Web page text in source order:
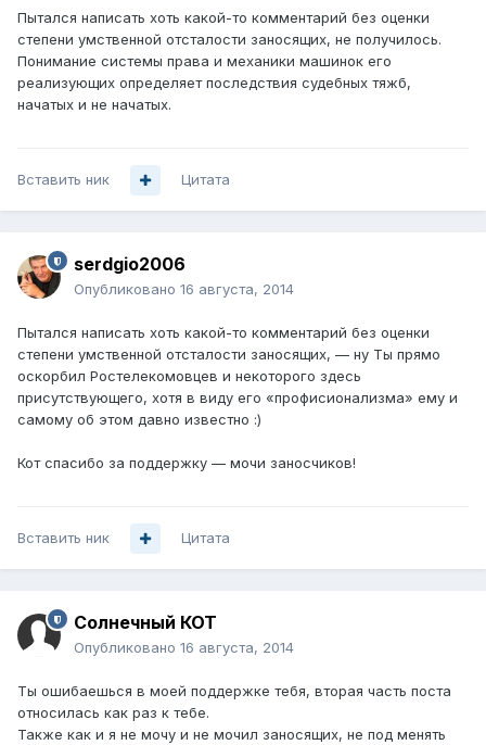
Пытался написать хоть какой-то комментарий без оценки
степени умственной отсталости заносящих, не получилось.
Понимание системы права и механики машинок его
реализующих определяет последствия судебных тяжб,
начатых и не начатых.
Вставить ник Цитата
serdgio2006
Опубликовано 16 августа, 2014
Пытался написать хоть какой-то комментарий без оценки
степени умственной отсталости заносящих, — ну Ты прямо
оскорбил Ростелекомовцев и некоторого здесь
присутствующего, хотя в виду его «профисионализма» ему и
самому об этом давно известно :)
Кот спасибо за поддержку — мочи заносчиков!
Вставить ник Цитата
Солнечный КОТ
Опубликовано 16 августа, 2014
Ты ошибаешься в моей поддержке тебя, вторая часть поста
относилась как раз к тебе.
Также как и я не мочу и не мочил заносящих, не под менять